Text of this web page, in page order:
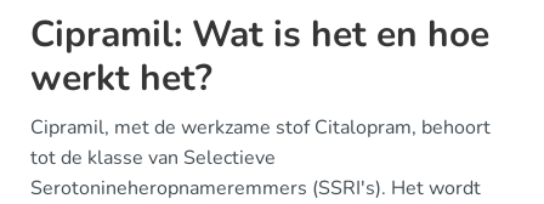
Cipramil: Wat is het en hoe
werkt het?
Cipramil, met de werkzame stof Citalopram, behoort
tot de klasse van Selectieve
Serotonineheropnameremmers (SSRI's). Het wordt